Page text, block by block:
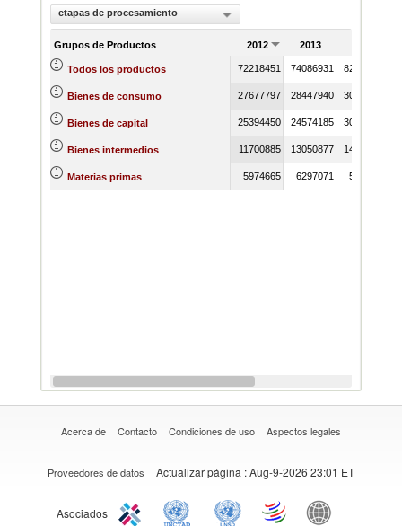
etapas de procesamiento
Grupos de Productos 2012 2013
Todos los productos 72218451 74086931 82574059
Bienes de consumo 27677797 28447940 30261615
Bienes de capital 25394450 24574185 30123654
Bienes intermedios 11700885 13050877 14244320
Materias primas 5974665 6297071 5890331
Acerca de Contacto Condiciones de uso Aspectos legales
Proveedores de datos Actualizar página : Aug-9-2026 23:01 ET
Asociados